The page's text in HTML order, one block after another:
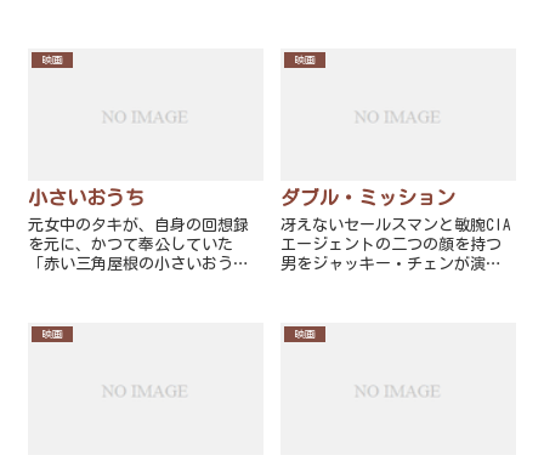
連載され、加筆・訂正して同社
から2001年に刊行された。
映画
小さいおうち
元女中のタキが、自身の回想録
を元に、かつて奉公していた
「赤い三角屋根の小さいおう
映画
ダブル・ミッション
冴えないセールスマンと敏腕CIA
エージェントの二つの顔を持つ
男をジャッキー・チェンが演じ
映画 映画